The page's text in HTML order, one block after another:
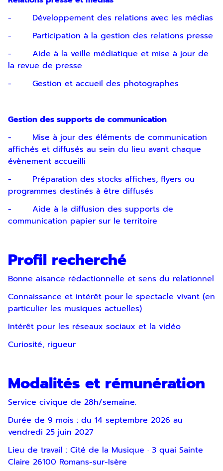
- Développement des relations avec les médias
- Participation à la gestion des relations presse
- Aide à la veille médiatique et mise à jour de
la revue de presse
- Gestion et accueil des photographes
Gestion des supports de communication
- Mise à jour des éléments de communication
affichés et diffusés au sein du lieu avant chaque
évènement accueilli
- Préparation des stocks affiches, flyers ou
programmes destinés à être diffusés
- Aide à la diffusion des supports de
communication papier sur le territoire
Profil recherché
Bonne aisance rédactionnelle et sens du relationnel
Connaissance et intérêt pour le spectacle vivant (en
particulier les musiques actuelles)
Intérêt pour les réseaux sociaux et la vidéo
Curiosité, rigueur
Modalités et rémunération
Service civique de 28h/semaine.
Durée de 9 mois : du 14 septembre 2026 au
vendredi 25 juin 2027
Lieu de travail : Cité de la Musique · 3 quai Sainte
Claire 26100 Romans-sur-Isère
Inscription
Newsletter
consentez à recevoir notre lettre
d’information par voie électronique. Vous
les liens de désinscription ou en nous
contactant. Pour en savoir plus, consultez
Politique de confidentialité